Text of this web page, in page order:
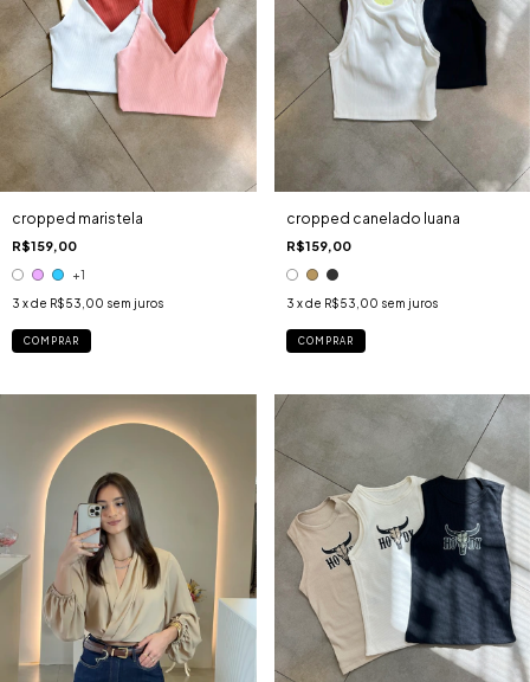
cropped maristela
R$159,00
+1
3 x de R$53,00 sem juros
COMPRAR
cropped canelado luana
R$159,00
3 x de R$53,00 sem juros
COMPRAR